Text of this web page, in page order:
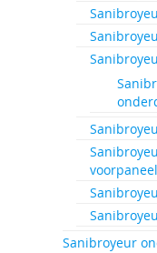
voorpaneel
Sanibroyeur